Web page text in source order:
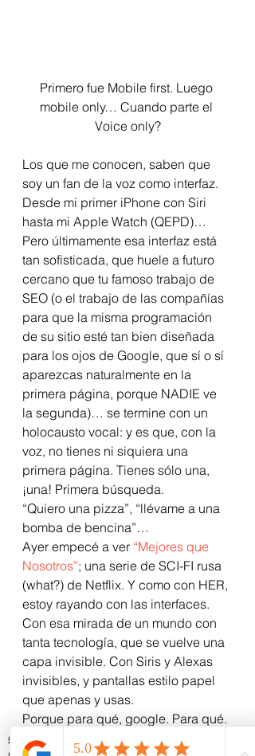
Primero fue Mobile first. Luego
mobile only… Cuando parte el
Voice only?
Los que me conocen, saben que
soy un fan de la voz como interfaz.
Desde mi primer iPhone con Siri
hasta mi Apple Watch (QEPD)…
Pero últimamente esa interfaz está
tan sofisticada, que huele a futuro
cercano que tu famoso trabajo de
SEO (o el trabajo de las compañías
para que la misma programación
de su sitio esté tan bien diseñada
para los ojos de Google, que sí o sí
aparezcas naturalmente en la
primera página, porque NADIE ve
la segunda)… se termine con un
holocausto vocal: y es que, con la
voz, no tienes ni siquiera una
primera página. Tienes sólo una,
¡una! Primera búsqueda.
“Quiero una pizza”, “llévame a una
bomba de bencina”…
Ayer empecé a ver “Mejores que
Nosotros”; una serie de SCI-FI rusa
(what?) de Netflix. Y como con HER,
estoy rayando con las interfaces.
Con esa mirada de un mundo con
tanta tecnología, que se vuelve una
capa invisible. Con Siris y Alexas
invisibles, y pantallas estilo papel
que apenas y usas.
Porque para qué, google. Para qué.
entretenimiento